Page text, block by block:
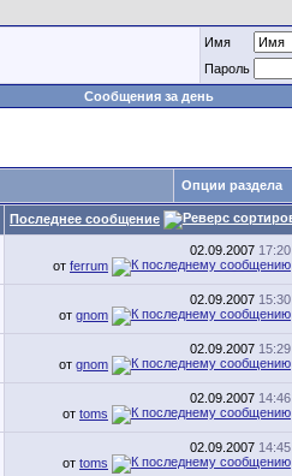
Имя
Пароль
Сообщения за день
Опции раздела
Последнее сообщение
02.09.2007 17:20
от ferrum
02.09.2007 15:30
от gnom
02.09.2007 15:29
от gnom
02.09.2007 14:46
от toms
02.09.2007 14:45
от toms